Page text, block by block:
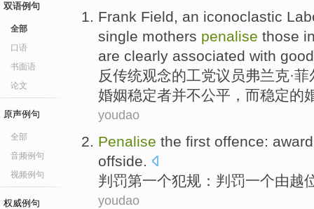
双语例句
全部
口语
书面语
论文
原声例句
全部
音频例句
视频例句
权威例句
Frank Field, an iconoclastic
single mothers penalise those
are clearly associated with good
反传统观念的工党议员弗兰克·菲
婚姻稳定者并不公平， 而稳定的
youdao
Penalise the first offence: award
offside.
判罚第一个犯规 ： 判罚一个由越
youdao